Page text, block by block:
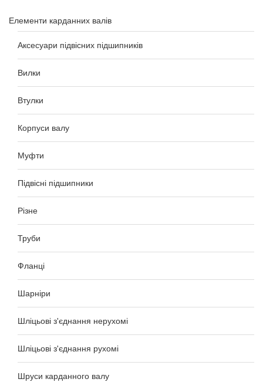
Елементи карданних валів
Аксесуари підвісних підшипників
Вилки
Втулки
Корпуси валу
Муфти
Підвісні підшипники
Різне
Труби
Фланці
Шарніри
Шліцьові з'єднання нерухомі
Шліцьові з'єднання рухомі
Шруси карданного валу